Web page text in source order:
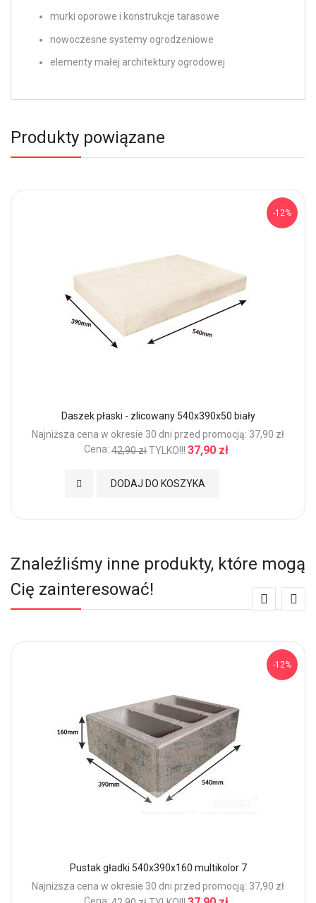
murki oporowe i konstrukcje tarasowe
nowoczesne systemy ogrodzeniowe
elementy małej architektury ogrodowej
Produkty powiązane
-12%
Daszek płaski - zlicowany 540x390x50 biały
Najniższa cena w okresie 30 dni przed promocją: 37,90 zł
Cena: 42,90 złTYLKO!!! 37,90 zł
DODAJ DO KOSZYKA
Dodaj do Ulubionych
Znaleźliśmy inne produkty, które mogą
Cię zainteresować!
-12%
Pustak gładki 540x390x160 multikolor 7
Najniższa cena w okresie 30 dni przed promocją: 37,90 zł
Cena: